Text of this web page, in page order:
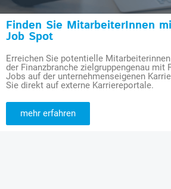
Finden Sie MitarbeiterInnen
Job Spot
Erreichen Sie potentielle
der Finanzbranche zielgruppengenau mit
Jobs auf der unternehmenseigenen
Sie direkt auf externe Karriereportale.
mehr erfahren